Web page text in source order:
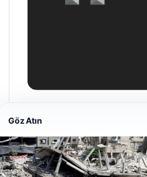
Enes Kaplan Avukatlık Bürosu
Göz Atın